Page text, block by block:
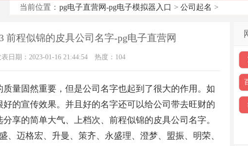
当前位置： pg电子直营网-pg电子模拟器入口 > 公司起名 >
前程似锦的皮具公司名字-pg电子直营网
日期：2023-01-16 21:44:54 热度：104
量固然重要，但是公司名字也起到了很大的作用。如
的宣传效果。并且好的名字还可以给公司带去旺财的
享的简单大气、上档次、前程似锦的皮具公司名字。
、迈格宏、升曼、策齐、永盛理、澄梦、盟振、明荣、